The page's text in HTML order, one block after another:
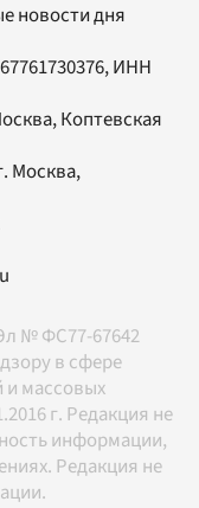
новости дня
ИНН
Коптевская
Москва,
№ ФС77-67642
в сфере
и массовых
г. Редакция не
информации,
Редакция не